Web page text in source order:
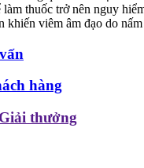
hàng
thưởng